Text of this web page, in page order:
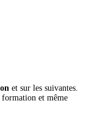
et sur les suivantes.
formation et même